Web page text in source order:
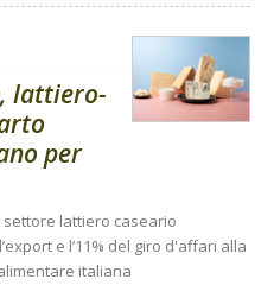
lattiero-
per
settore lattiero caseario
e l’11% del giro d'affari alla
italiana